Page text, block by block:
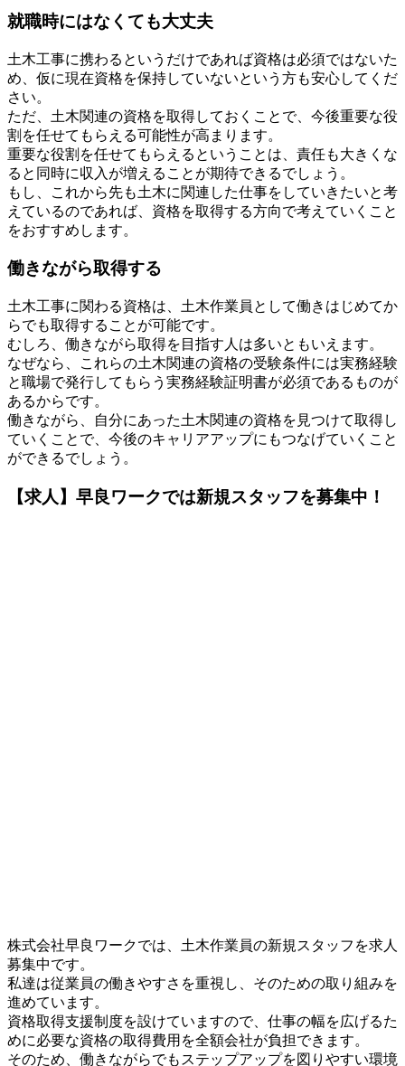
就職時にはなくても大丈夫
土木工事に携わるというだけであれば資格は必須ではないた
め、仮に現在資格を保持していないという方も安心してくだ
さい。
ただ、土木関連の資格を取得しておくことで、今後重要な役
割を任せてもらえる可能性が高まります。
重要な役割を任せてもらえるということは、責任も大きくな
ると同時に収入が増えることが期待できるでしょう。
もし、これから先も土木に関連した仕事をしていきたいと考
えているのであれば、資格を取得する方向で考えていくこと
をおすすめします。
働きながら取得する
土木工事に関わる資格は、土木作業員として働きはじめてか
らでも取得することが可能です。
むしろ、働きながら取得を目指す人は多いともいえます。
なぜなら、これらの土木関連の資格の受験条件には実務経験
と職場で発行してもらう実務経験証明書が必須であるものが
あるからです。
働きながら、自分にあった土木関連の資格を見つけて取得し
ていくことで、今後のキャリアアップにもつなげていくこと
ができるでしょう。
【求人】早良ワークでは新規スタッフを募集中！
株式会社早良ワークでは、土木作業員の新規スタッフを求人
募集中です。
私達は従業員の働きやすさを重視し、そのための取り組みを
進めています。
資格取得支援制度を設けていますので、仕事の幅を広げるた
めに必要な資格の取得費用を全額会社が負担できます。
そのため、働きながらでもステップアップを図りやすい環境